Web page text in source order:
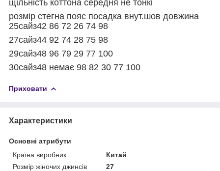
щільність коттона середня не тонкі
розмір стегна пояс посадка внут.шов довжина
25сайз42 86 72 26 74 98
27сайз44 92 74 28 75 98
29сайз48 96 79 29 77 100
30сайз48 немає 98 82 30 77 100
Приховати
Характеристики
Основні атрибути
Країна виробник
Китай
Розмір жіночих джинсів
27